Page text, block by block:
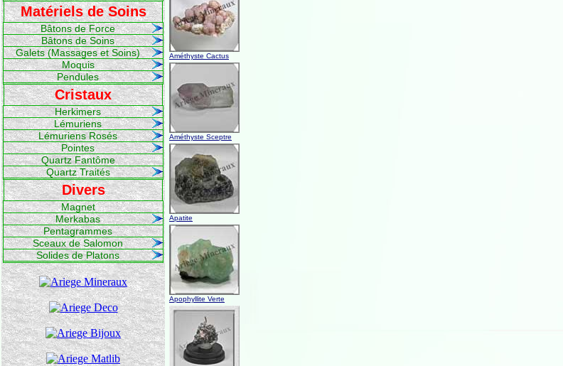
Matériels de Soins
Bâtons de Force
Bâtons de Soins
Galets (Massages et Soins)
Moquis
Pendules
Cristaux
Herkimers
Lémuriens
Lémuriens Rosés
Pointes
Quartz Fantôme
Quartz Traités
Divers
Magnet
Merkabas
Pentagrammes
Sceaux de Salomon
Solides de Platons
Améthyste Cactus
Améthyste Sceptre
Apatite
Apophyllite Verte